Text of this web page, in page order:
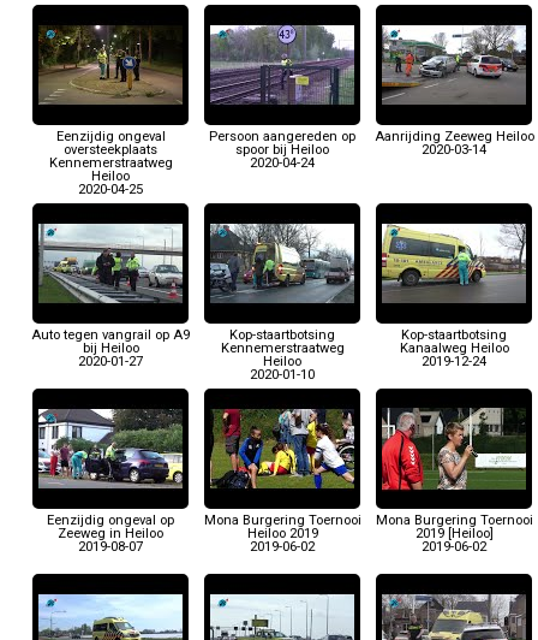
Eenzijdig ongeval
oversteekplaats
Kennemerstraatweg
Heiloo
2020-04-25
Persoon aangereden op
spoor bij Heiloo
2020-04-24
Aanrijding Zeeweg Heiloo
2020-03-14
Auto tegen vangrail op A9
bij Heiloo
2020-01-27
Kop-staartbotsing
Kennemerstraatweg
Heiloo
2020-01-10
Kop-staartbotsing
Kanaalweg Heiloo
2019-12-24
Eenzijdig ongeval op
Zeeweg in Heiloo
2019-08-07
Mona Burgering Toernooi
Heiloo 2019
2019-06-02
Mona Burgering Toernooi
2019 [Heiloo]
2019-06-02